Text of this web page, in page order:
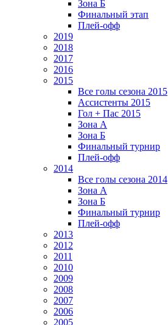
Зона Б
Финальный этап
Плей-офф
2019
2018
2017
2016
2015
Все голы сезона 2015
Ассистенты 2015
Гол + Пас 2015
Зона А
Зона Б
Финальный турнир
Плей-офф
2014
Все голы сезона 2014
Зона А
Зона Б
Финальный турнир
Плей-офф
2013
2012
2011
2010
2009
2008
2007
2006
2005